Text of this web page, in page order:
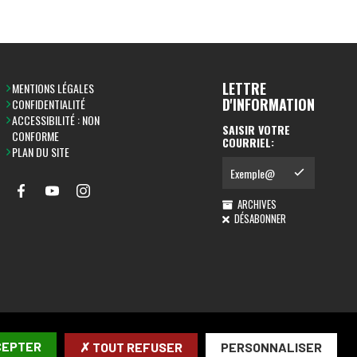
MENTIONS LÉGALES
CONFIDENTIALITÉ
ACCESSIBILITÉ : NON
CONFORME
PLAN DU SITE
LETTRE
D'INFORMATION
SAISIR VOTRE
COURRIEL:
ARCHIVES
DÉSABONNER
✗ TOUT REFUSER PERSONNALISER